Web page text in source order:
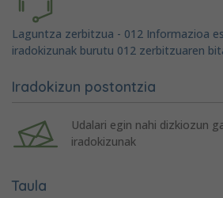
Laguntza zerbitzua - 012 Informazioa
iradokizunak burutu 012 zerbitzuaren
Iradokizun postontzia
Udalari egin nahi dizkiozun
iradokizunak
Taula